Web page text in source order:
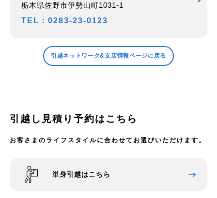
栃木県佐野市伊勢山町1031-1
TEL：0283-23-0123
引越ネットワーク&支店情報ページに戻る
引越し見積り予約はこちら
お客さまのライフスタイルに合わせてお選びいただけます。
単身引越はこちら